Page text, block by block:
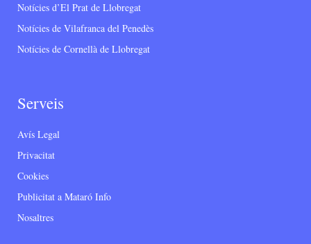
Notícies d’El Prat de Llobregat
Notícies de Vilafranca del Penedès
Notícies de Cornellà de Llobregat
Serveis
Avís Legal
Privacitat
Cookies
Publicitat a Mataró Info
Nosaltres